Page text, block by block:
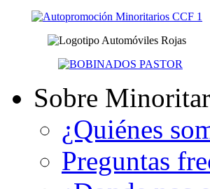
Sobre
¿Quiénes
Preguntas